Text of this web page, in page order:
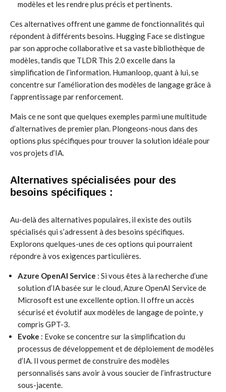
modèles et les rendre plus précis et pertinents.
Ces alternatives offrent une gamme de fonctionnalités qui
répondent à différents besoins. Hugging Face se distingue
par son approche collaborative et sa vaste bibliothèque de
modèles, tandis que TLDR This 2.0 excelle dans la
simplification de l’information. Humanloop, quant à lui, se
concentre sur l’amélioration des modèles de langage grâce à
l’apprentissage par renforcement.
Mais ce ne sont que quelques exemples parmi une multitude
d’alternatives de premier plan. Plongeons-nous dans des
options plus spécifiques pour trouver la solution idéale pour
vos projets d’IA.
Alternatives spécialisées pour des
besoins spécifiques :
Au-delà des alternatives populaires, il existe des outils
spécialisés qui s’adressent à des besoins spécifiques.
Explorons quelques-unes de ces options qui pourraient
répondre à vos exigences particulières.
Azure OpenAI Service : Si vous êtes à la recherche d’une
solution d’IA basée sur le cloud, Azure OpenAI Service de
Microsoft est une excellente option. Il offre un accès
sécurisé et évolutif aux modèles de langage de pointe, y
compris GPT-3.
Evoke : Evoke se concentre sur la simplification du
processus de développement et de déploiement de modèles
d’IA. Il vous permet de construire des modèles
personnalisés sans avoir à vous soucier de l’infrastructure
sous-jacente.